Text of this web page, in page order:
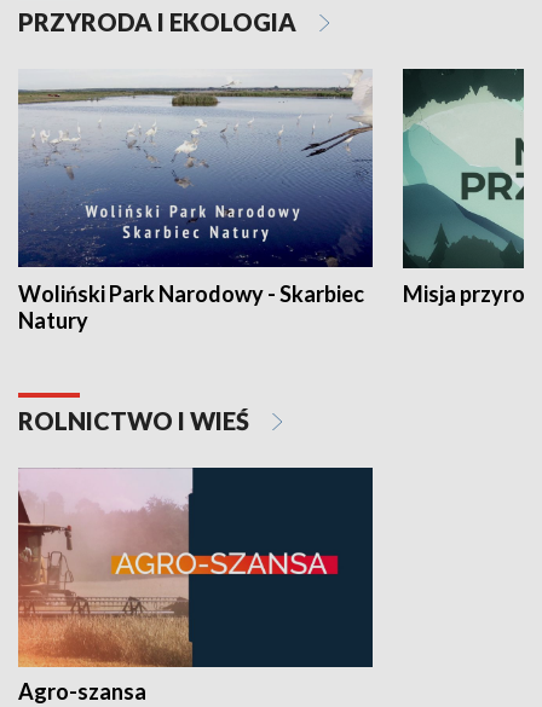
PRZYRODA I EKOLOGIA
Woliński Park Narodowy - Skarbiec
Natury
Misja
ROLNICTWO I WIEŚ
Agro-szansa